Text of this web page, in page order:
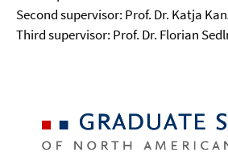
Second supervisor: Prof. Dr. Katja
Third supervisor: Prof. Dr. Florian